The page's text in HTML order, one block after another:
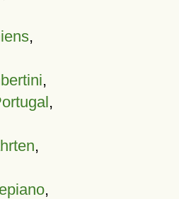
,
,
,
,
,